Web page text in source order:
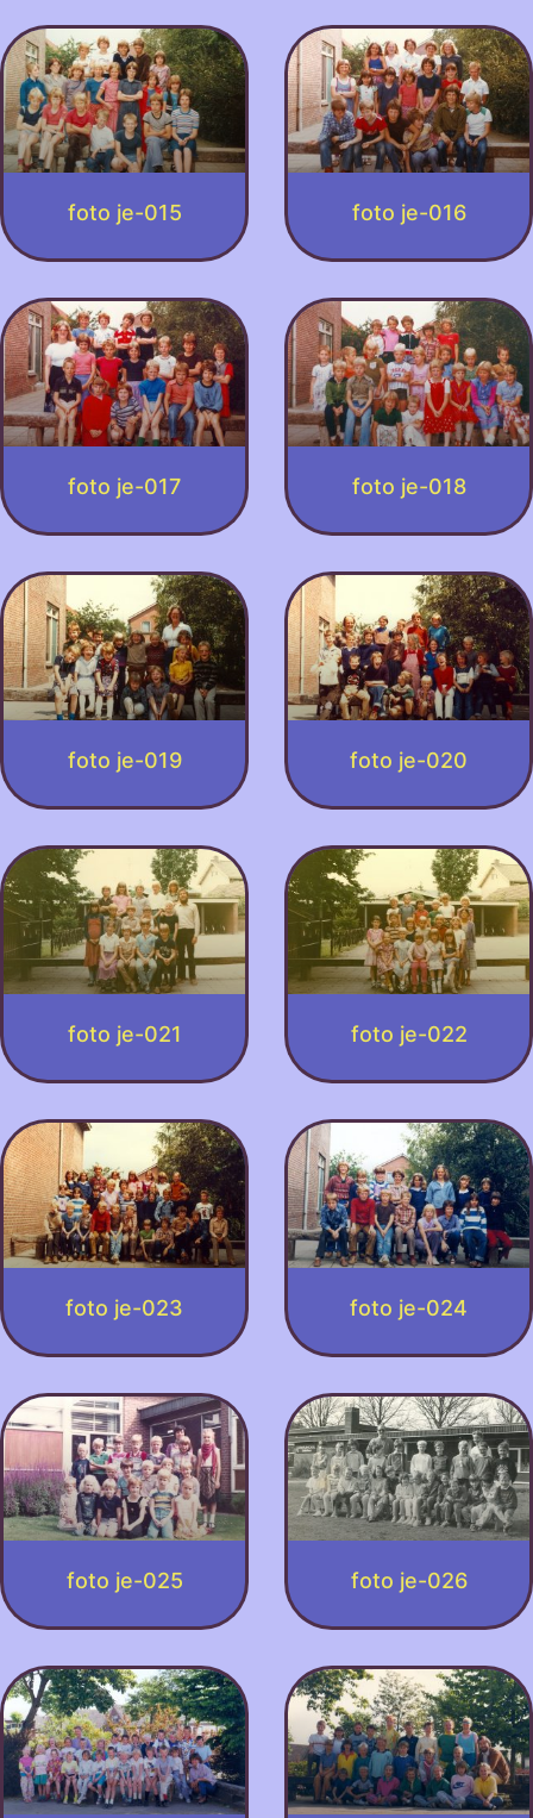
foto je-015 foto je-016
foto je-017 foto je-018
foto je-019 foto je-020
foto je-021 foto je-022
foto je-023 foto je-024
foto je-025 foto je-026